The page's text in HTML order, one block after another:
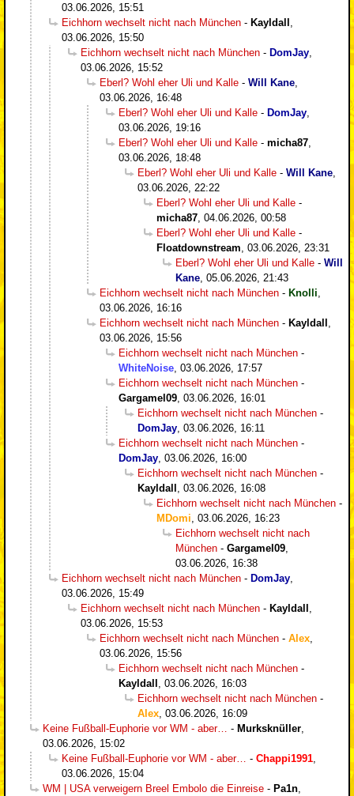
03.06.2026, 15:51
Eichhorn wechselt nicht nach München - Kayldall
03.06.2026, 15:50
Eichhorn wechselt nicht nach München - DomJay
03.06.2026, 15:52
Eberl? Wohl eher Uli und Kalle - Will Kane
03.06.2026, 16:48
Eberl? Wohl eher Uli und Kalle - DomJay
03.06.2026, 19:16
Eberl? Wohl eher Uli und Kalle - micha87
03.06.2026, 18:48
Eberl? Wohl eher Uli und Kalle - Will Kane
03.06.2026, 22:22
Eberl? Wohl eher Uli und Kalle -
micha87 04.06.2026, 00:58
Eberl? Wohl eher Uli und Kalle -
Floatdownstream 03.06.2026, 23:31
Eberl? Wohl eher Uli und Kalle - Will
Kane 05.06.2026, 21:43
Eichhorn wechselt nicht nach München - Knolli
03.06.2026, 16:16
Eichhorn wechselt nicht nach München - Kayldall
03.06.2026, 15:56
Eichhorn wechselt nicht nach München -
WhiteNoise 03.06.2026, 17:57
Eichhorn wechselt nicht nach München -
Gargamel09 03.06.2026, 16:01
Eichhorn wechselt nicht nach München -
DomJay 03.06.2026, 16:11
Eichhorn wechselt nicht nach München -
DomJay 03.06.2026, 16:00
Eichhorn wechselt nicht nach München -
Kayldall 03.06.2026, 16:08
Eichhorn wechselt nicht nach München -
MDomi 03.06.2026, 16:23
Eichhorn wechselt nicht nach
München - Gargamel09
03.06.2026, 16:38
Eichhorn wechselt nicht nach München - DomJay
03.06.2026, 15:49
Eichhorn wechselt nicht nach München - Kayldall
03.06.2026, 15:53
Eichhorn wechselt nicht nach München - Alex
03.06.2026, 15:56
Eichhorn wechselt nicht nach München -
Kayldall 03.06.2026, 16:03
Eichhorn wechselt nicht nach München -
Alex 03.06.2026, 16:09
Keine Fußball-Euphorie vor WM - aber…
- Murksknüller
03.06.2026, 15:02
Keine Fußball-Euphorie vor WM - aber…
- Chappi1991
03.06.2026, 15:04
WM | USA verweigern Breel Embolo die Einreise - Pa1n